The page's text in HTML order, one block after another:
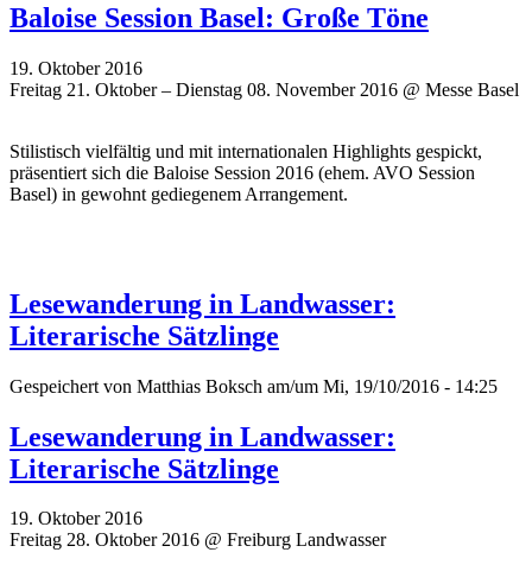
Baloise Session Basel: Große Töne
19. Oktober 2016
Freitag 21. Oktober – Dienstag 08. November 2016 @ Messe Basel
Stilistisch vielfältig und mit internationalen Highlights gespickt,
präsentiert sich die Baloise Session 2016 (ehem. AVO Session
Basel) in gewohnt gediegenem Arrangement.
Lesewanderung in Landwasser:
Literarische Sätzlinge
Gespeichert von Matthias Boksch am/um Mi, 19/10/2016 - 14:25
Lesewanderung in Landwasser:
Literarische Sätzlinge
19. Oktober 2016
Freitag 28. Oktober 2016 @ Freiburg Landwasser